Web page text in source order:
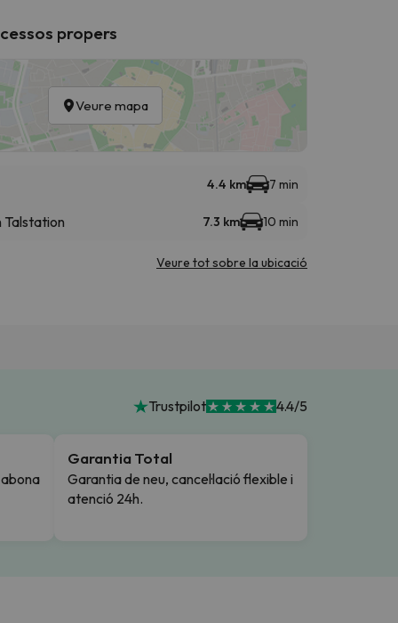
propers
Veure mapa
4.4 km 7 min
Talstation 7.3 km 10 min
Veure tot sobre la ubicació
Trustpilot 4.4/5
Garantia Total
Garantia de neu, cancel·lació flexible i
atenció 24h.